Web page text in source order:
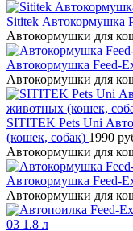
Sititek Автокормушка
Автокормушки для
Автокормушка Feed-
Автокормушки для
SITITEK Pets Uni
(кошек, собак) 1990
Автокормушки для
Автокормушка Feed-
Автокормушки для